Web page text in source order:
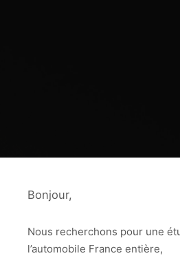
Bonjour,
Nous recherchons pour une
l’automobile France entière,